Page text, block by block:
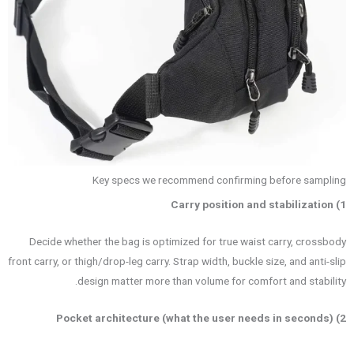
Key specs we recommend confirming before sampling
1) Carry position and stabilization
Decide whether the bag is optimized for true waist carry, crossbody
front carry, or thigh/drop-leg carry. Strap width, buckle size, and anti-slip
design matter more than volume for comfort and stability.
2) Pocket architecture (what the user needs in seconds)